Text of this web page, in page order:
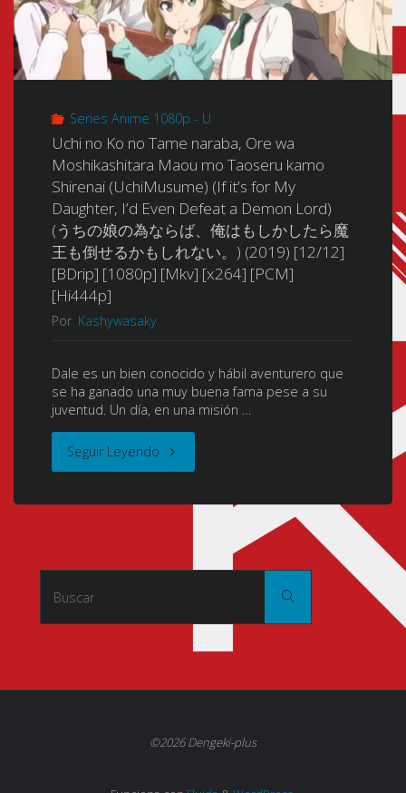
Series Anime 1080p - U
Uchi no Ko no Tame naraba, Ore wa
Moshikashitara Maou mo Taoseru kamo
Shirenai (UchiMusume) (If it’s for My
Daughter, I’d Even Defeat a Demon Lord)
(うちの娘の為ならば、俺はもしかしたら魔
王も倒せるかもしれない。) (2019) [12/12]
[BDrip] [1080p] [Mkv] [x264] [PCM]
[Hi444p]
Por Kashywasaky
Dale es un bien conocido y hábil aventurero que
se ha ganado una muy buena fama pese a su
juventud. Un día, en una misión …
Seguir Leyendo "Uchi
no
Buscar:
Buscar
©2026 Dengeki-plus